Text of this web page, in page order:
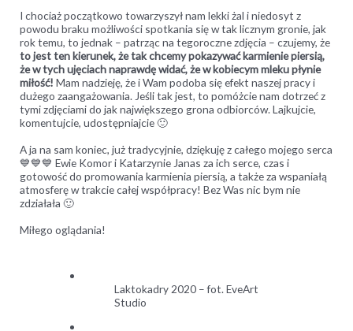
I chociaż początkowo towarzyszył nam lekki żal i niedosyt z
powodu braku możliwości spotkania się w tak licznym gronie, jak
rok temu, to jednak – patrząc na tegoroczne zdjęcia – czujemy, że
to jest ten kierunek, że tak chcemy pokazywać karmienie piersią,
że w tych ujęciach naprawdę widać, że w kobiecym mleku płynie
miłość! Mam nadzieję, że i Wam podoba się efekt naszej pracy i
dużego zaangażowania. Jeśli tak jest, to pomóżcie nam dotrzeć z
tymi zdjęciami do jak największego grona odbiorców. Lajkujcie,
komentujcie, udostępniajcie 🙂
A ja na sam koniec, już tradycyjnie, dziękuję z całego mojego serca
💙💙💙 Ewie Komor i Katarzynie Janas za ich serce, czas i
gotowość do promowania karmienia piersią, a także za wspaniałą
atmosferę w trakcie całej współpracy! Bez Was nic bym nie
zdziałała 🙂
Miłego oglądania!
Laktokadry 2020 – fot. EveArt
Studio